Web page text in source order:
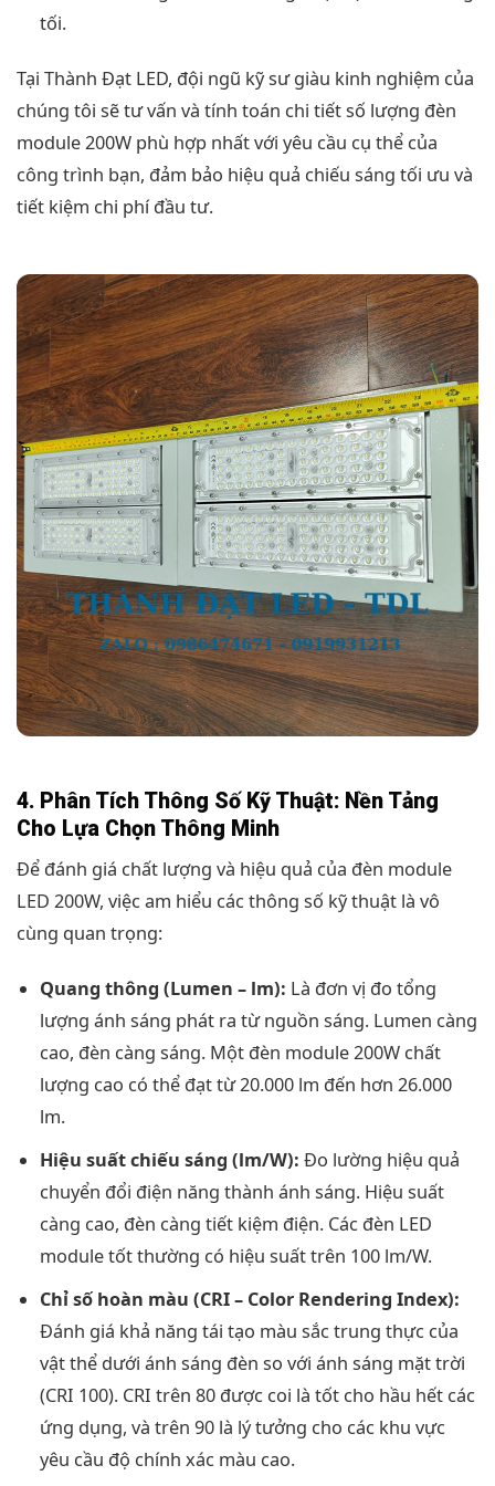
tối.
Tại Thành Đạt LED, đội ngũ kỹ sư giàu kinh nghiệm của
chúng tôi sẽ tư vấn và tính toán chi tiết số lượng đèn
module 200W phù hợp nhất với yêu cầu cụ thể của
công trình bạn, đảm bảo hiệu quả chiếu sáng tối ưu và
tiết kiệm chi phí đầu tư.
4. Phân Tích Thông Số Kỹ Thuật: Nền Tảng
Cho Lựa Chọn Thông Minh
Để đánh giá chất lượng và hiệu quả của đèn module
LED 200W, việc am hiểu các thông số kỹ thuật là vô
cùng quan trọng:
Quang thông (Lumen – lm): Là đơn vị đo tổng
lượng ánh sáng phát ra từ nguồn sáng. Lumen càng
cao, đèn càng sáng. Một đèn module 200W chất
lượng cao có thể đạt từ 20.000 lm đến hơn 26.000
lm.
Hiệu suất chiếu sáng (lm/W): Đo lường hiệu quả
chuyển đổi điện năng thành ánh sáng. Hiệu suất
càng cao, đèn càng tiết kiệm điện. Các đèn LED
module tốt thường có hiệu suất trên 100 lm/W.
Chỉ số hoàn màu (CRI – Color Rendering Index):
Đánh giá khả năng tái tạo màu sắc trung thực của
vật thể dưới ánh sáng đèn so với ánh sáng mặt trời
(CRI 100). CRI trên 80 được coi là tốt cho hầu hết các
ứng dụng, và trên 90 là lý tưởng cho các khu vực
yêu cầu độ chính xác màu cao.